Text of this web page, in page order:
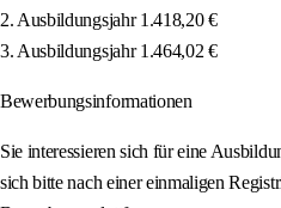
2. Ausbildungsjahr 1.418,20 €
3. Ausbildungsjahr 1.464,02 €
Bewerbungsinformationen
Sie interessieren sich für eine
sich bitte nach einer einmaligen